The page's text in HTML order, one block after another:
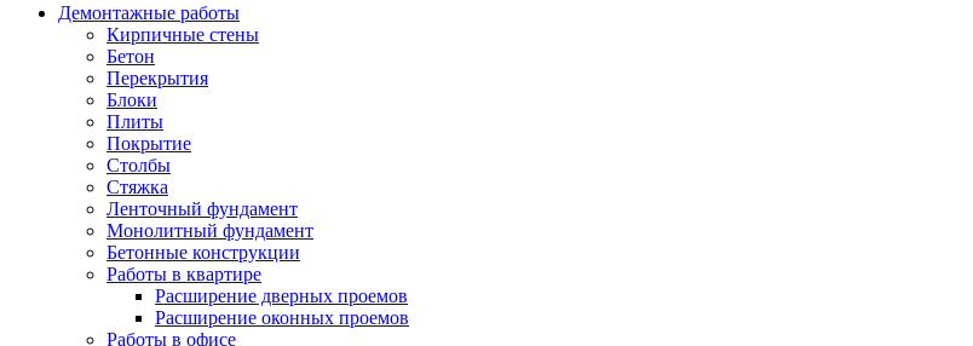
Демонтажные работы
Кирпичные стены
Бетон
Перекрытия
Блоки
Плиты
Покрытие
Столбы
Стяжка
Ленточный фундамент
Монолитный фундамент
Бетонные конструкции
Работы в квартире
Расширение дверных проемов
Расширение оконных проемов
Работы в офисе